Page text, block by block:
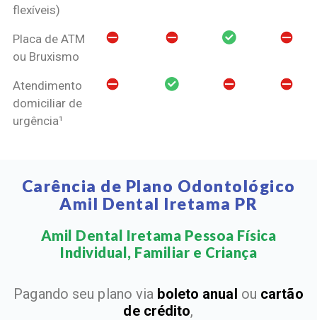
flexíveis)
Placa de ATM
ou Bruxismo
Atendimento
domiciliar de
urgência¹
Carência de Plano Odontológico
Amil Dental Iretama PR
Amil Dental Iretama Pessoa Física
Individual, Familiar e Criança​
Pagando seu plano via boleto anual ou cartão
de crédito,